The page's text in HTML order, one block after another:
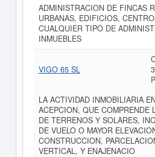
ADMINISTRACION DE FINCAS
URBANAS, EDIFICIOS,
CUALQUIER TIPO DE
INMUEBLES
VIGO 65 SL
LA ACTIVIDAD INMOBILIARIA
ACEPCION, QUE COMPRENDE
DE TERRENOS Y SOLARES,
DE VUELO O MAYOR
CONSTRUCCION,
VERTICAL, Y ENAJENACIO